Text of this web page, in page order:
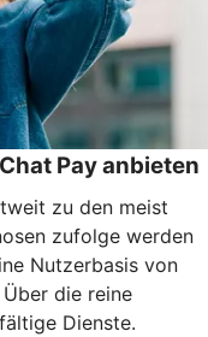
Pay anbieten
zu den meist
zufolge werden
Nutzerbasis von
die reine
Dienste.